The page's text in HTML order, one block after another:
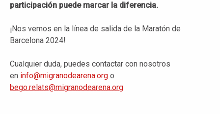
participación puede marcar la diferencia.
¡Nos vemos en la línea de salida de la Maratón de
Barcelona 2024!
Cualquier duda, puedes contactar con nosotros
en info@migranodearena.org o
bego.relats@migranodearena.org